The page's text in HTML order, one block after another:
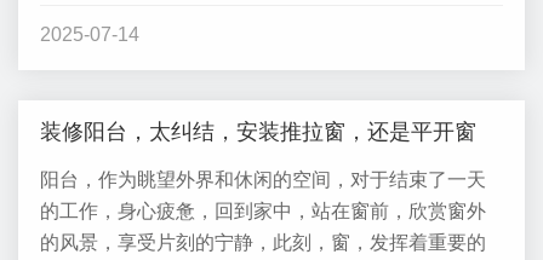
2025-07-14
装修阳台，太纠结，安装推拉窗，还是平开窗
阳台，作为眺望外界和休闲的空间，对于结束了一天
的工作，身心疲惫，回到家中，站在窗前，欣赏窗外
的风景，享受片刻的宁静，此刻，窗，发挥着重要的